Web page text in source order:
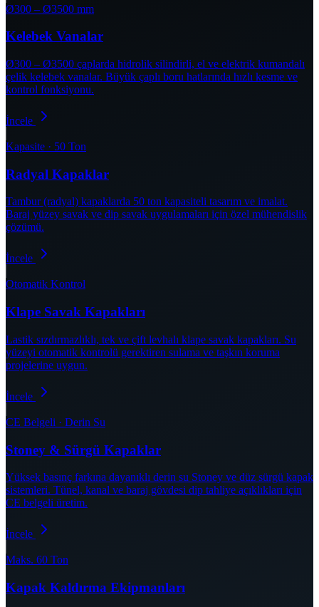
Ø300 – Ø3500 mm
Kelebek Vanalar
Ø300 – Ø3500 çaplarda hidrolik silindirli, el ve elektrik kumandalı
çelik kelebek vanalar. Büyük çaplı boru hatlarında hızlı kesme ve
kontrol fonksiyonu.
İncele
Kapasite · 50 Ton
Radyal Kapaklar
Tambur (radyal) kapaklarda 50 ton kapasiteli tasarım ve imalat.
Baraj yüzey savak ve dip savak uygulamaları için özel mühendislik
çözümü.
İncele
Otomatik Kontrol
Klape Savak Kapakları
Lastik sızdırmazlıklı, tek ve çift levhalı klape savak kapakları. Su
yüzeyi otomatik kontrolü gerektiren sulama ve taşkın koruma
projelerine uygun.
İncele
CE Belgeli · Derin Su
Stoney & Sürgü Kapaklar
Yüksek basınç farkına dayanıklı derin su Stoney ve düz sürgü kapak
sistemleri. Tünel, kanal ve baraj gövdesi dip tahliye açıklıkları için
CE belgeli üretim.
İncele
Maks. 60 Ton
Kapak Kaldırma Ekipmanları